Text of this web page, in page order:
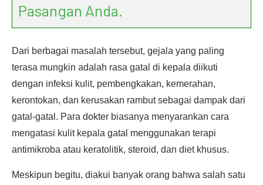
Pasangan Anda.
Dari berbagai masalah tersebut, gejala yang paling
terasa mungkin adalah rasa gatal di kepala diikuti
dengan infeksi kulit, pembengkakan, kemerahan,
kerontokan, dan kerusakan rambut sebagai dampak dari
gatal-gatal. Para dokter biasanya menyarankan cara
mengatasi kulit kepala gatal menggunakan terapi
antimikroba atau keratolitik, steroid, dan diet khusus.
Meskipun begitu, diakui banyak orang bahwa salah satu